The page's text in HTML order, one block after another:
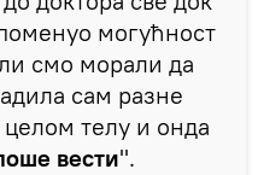
могућност
смо морали да
сам разне
целом телу и онда
вести".